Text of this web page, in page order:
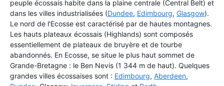
peuple écossais habite dans la plaine centrale (Central Belt) et
dans les villes industrialisées (Dundee, Edimbourg, Glasgow).
Le nord de l'Ecosse est caractérisé par de hautes montagnes.
Les hauts plateaux écossais (Highlands) sont composés
essentiellement de plateaux de bruyère et de tourbe
abandonnés. En Ecosse, se situe le plus haut sommet de
Grande-Bretagne : le Ben Nevis (1 344 m de haut). Quelques
grandes villes écossaises sont : Edimbourg, Aberdeen,